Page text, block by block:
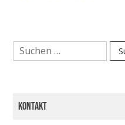
Suchen
nach:
Kontakt